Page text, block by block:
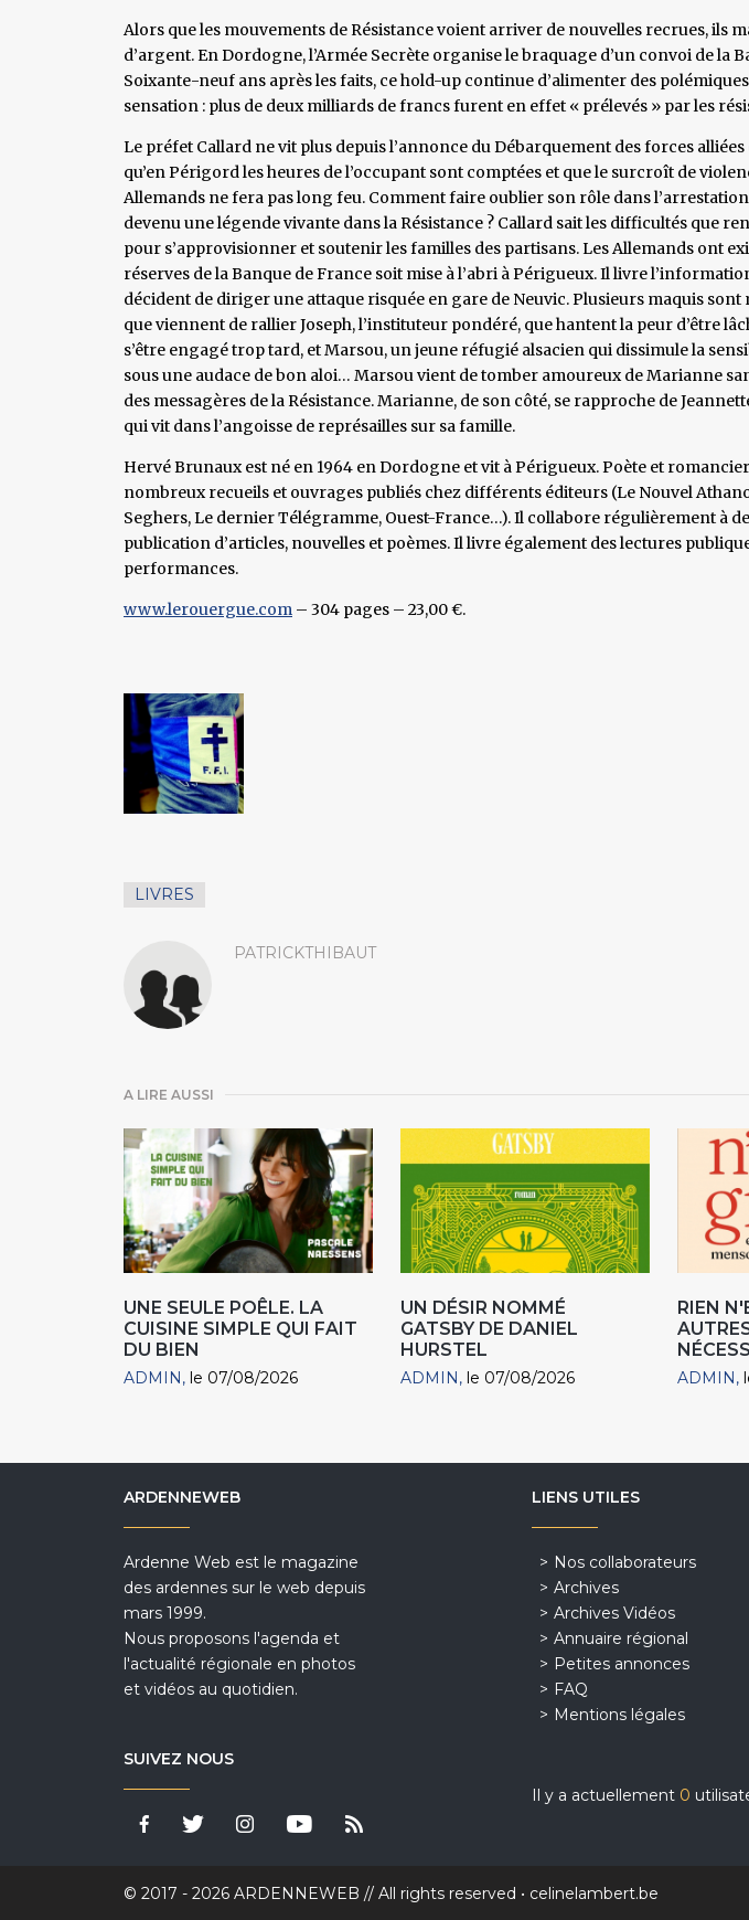
Alors que les mouvements de Résistance voient arriver de nouvelles recrues, ils
d’argent. En Dordogne, l’Armée Secrète organise le braquage d’un convoi de la
Soixante-neuf ans après les faits, ce hold-up continue d’alimenter des
sensation : plus de deux milliards de francs furent en effet « prélevés » par les
Le préfet Callard ne vit plus depuis l’annonce du Débarquement des forces
qu’en Périgord les heures de l’occupant sont comptées et que le surcroît de
Allemands ne fera pas long feu. Comment faire oublier son rôle dans
devenu une légende vivante dans la Résistance ? Callard sait les difficultés que
pour s’approvisionner et soutenir les familles des partisans. Les Allemands ont
réserves de la Banque de France soit mise à l’abri à Périgueux. Il livre
décident de diriger une attaque risquée en gare de Neuvic. Plusieurs maquis sont
que viennent de rallier Joseph, l’instituteur pondéré, que hantent la peur d’être
s’être engagé trop tard, et Marsou, un jeune réfugié alsacien qui dissimule la
sous une audace de bon aloi… Marsou vient de tomber amoureux de Marianne
des messagères de la Résistance. Marianne, de son côté, se rapproche de
qui vit dans l’angoisse de représailles sur sa famille.
Hervé Brunaux est né en 1964 en Dordogne et vit à Périgueux. Poète et
nombreux recueils et ouvrages publiés chez différents éditeurs (Le Nouvel
Seghers, Le dernier Télégramme, Ouest-France…). Il collabore régulièrement à
publication d’articles, nouvelles et poèmes. Il livre également des lectures
performances.
www.lerouergue.com – 304 pages – 23,00 €.
LIVRES
PATRICKTHIBAUT
A LIRE AUSSI
UNE SEULE POÊLE. LA
CUISINE SIMPLE QUI FAIT
DU BIEN
ADMIN le 07/08/2026
UN DÉSIR NOMMÉ
GATSBY DE DANIEL
HURSTEL
ADMIN le 07/08/2026
RIEN
ADMIN
ARDENNEWEB
Ardenne Web est le magazine
des ardennes sur le web depuis
mars 1999.
Nous proposons l'agenda et
l'actualité régionale en photos
et vidéos au quotidien.
SUIVEZ NOUS
LIENS UTILES
Nos collaborateurs
Archives
Archives Vidéos
Annuaire régional
Petites annonces
FAQ
Mentions légales
Il y a actuellement 0
© 2017 - 2026 ARDENNEWEB // All rights reserved • celinelambert.be